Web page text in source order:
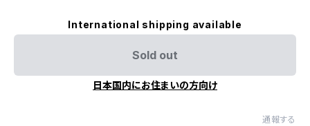
International shipping available
Sold out
日本国内にお住まいの方向け
通報する